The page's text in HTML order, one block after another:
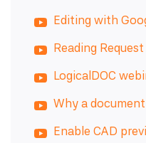
Editing with
Reading
LogicalDOC
Why a
Enable CAD